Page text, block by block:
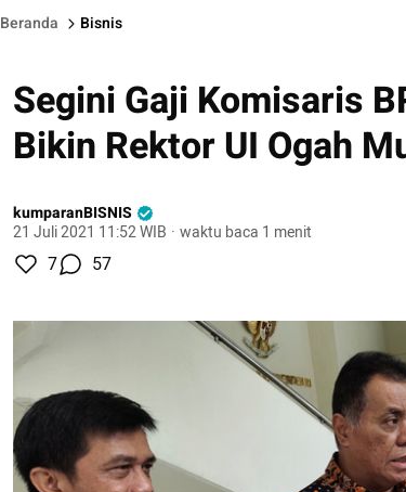
Beranda Bisnis
Segini Gaji Komisaris
Bikin Rektor UI Ogah
kumparanBISNIS
21 Juli 2021 11:52 WIB · waktu baca 1 menit
7 57